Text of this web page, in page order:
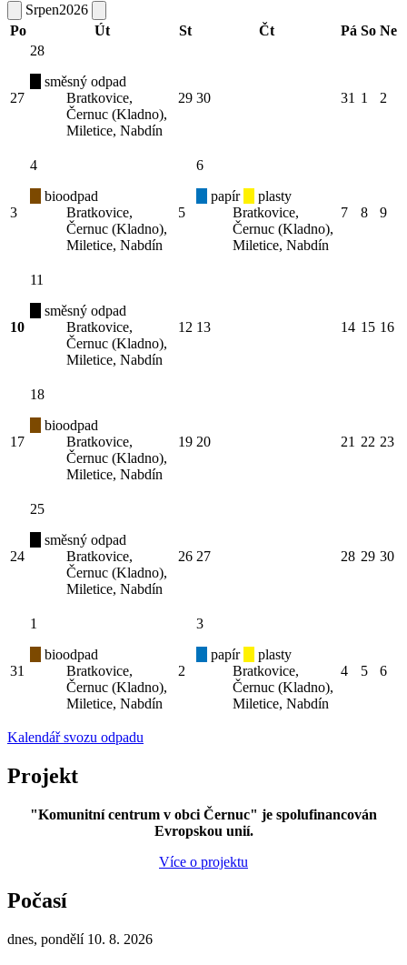
Srpen2026
Po
Út St Čt Pá So Ne
27
28
směsný odpad
Bratkovice,
Černuc (Kladno),
Miletice, Nabdín
29 30 31 1 2
3
4
bioodpad
Bratkovice,
Černuc (Kladno),
Miletice, Nabdín
5
6
papír
plasty
Bratkovice,
Černuc (Kladno),
Miletice, Nabdín
7 8 9
10
11
směsný odpad
Bratkovice,
Černuc (Kladno),
Miletice, Nabdín
12 13 14 15 16
17
18
bioodpad
Bratkovice,
Černuc (Kladno),
Miletice, Nabdín
19 20 21 22 23
24
25
směsný odpad
Bratkovice,
Černuc (Kladno),
Miletice, Nabdín
26 27 28 29 30
31
1
bioodpad
Bratkovice,
Černuc (Kladno),
Miletice, Nabdín
2
3
papír
plasty
Bratkovice,
Černuc (Kladno),
Miletice, Nabdín
4 5 6
Kalendář svozu odpadu
Projekt
"Komunitní centrum v obci Černuc" je spolufinancován
Evropskou unií.
Více o projektu
Počasí
dnes, pondělí 10. 8. 2026